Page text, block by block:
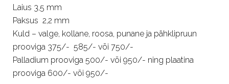
Laius 3,5 mm
Paksus 2,2 mm
Kuld – valge, kollane, roosa, punane ja pähklipruun
prooviga 375/- 585/- või 750/-
Palladium prooviga 500/- või 950/- ning plaatina
prooviga 600/- või 950/-